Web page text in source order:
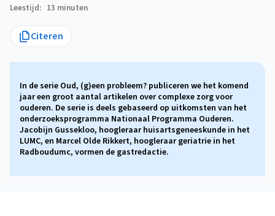
Leestijd 13 minuten
Citeren
In de serie Oud, (g)een probleem? publiceren we het komend
jaar een groot aantal artikelen over complexe zorg voor
ouderen. De serie is deels gebaseerd op uitkomsten van het
onderzoeksprogramma Nationaal Programma Ouderen.
Jacobijn Gussekloo, hoogleraar huisartsgeneeskunde in het
LUMC, en Marcel Olde Rikkert, hoogleraar geriatrie in het
Radboudumc, vormen de gastredactie.